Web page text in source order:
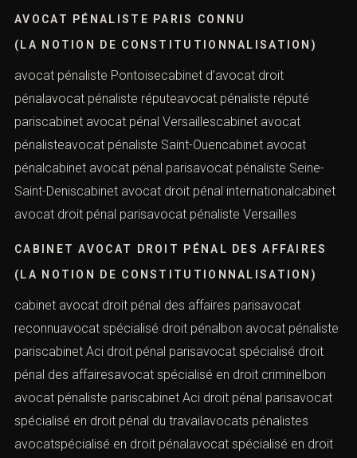
Nanterreavocat pénaliste Orléanscabinet d’avocat
pénaliste parisavocat pénaliste paris 3cabinet d’avocat
droit pénal pariscabinet d’avocat en droit pénal
(LA NOTION DE CONSTITUTIONNALISATION)
avocat pénaliste Pontoisecabinet d’avocat droit
pénalavocat pénaliste réputeavocat pénaliste réputé
pariscabinet avocat pénal Versaillescabinet avocat
pénalisteavocat pénaliste Saint-Ouencabinet avocat
Saint-Deniscabinet avocat droit pénal
internationalcabinet avocat droit pénal parisavocat
pénaliste Versailles
CABINET AVOCAT DROIT PÉNAL DES AFFAIRES
(LA NOTION DE CONSTITUTIONNALISATION)
cabinet avocat droit pénal des affaires parisavocat
reconnuavocat spécialisé droit pénalbon avocat